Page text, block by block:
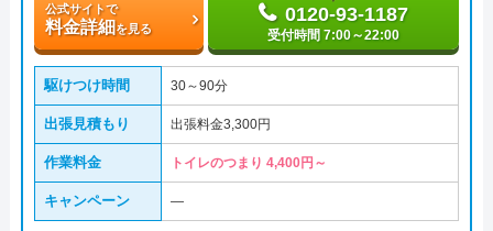
公式サイトで
料金詳細を見る
0120-93-1187
受付時間 7:00～22:00
駆けつけ時間 30～90分
出張見積もり 出張料金3,300円
作業料金 トイレのつまり 4,400円～
キャンペーン ―